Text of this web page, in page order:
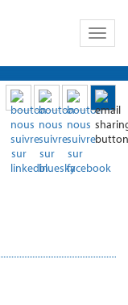
Toggle